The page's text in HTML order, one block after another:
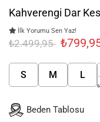
Kahverengi Dar
İlk Yorumu Sen Yaz!
₺2.499,95
S M L
Beden Tablosu